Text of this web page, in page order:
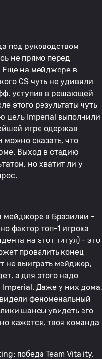
под руководством
не прямо перед
Еще на мейджоре в
CS чуть не удивили
уступив в решающей
этого результаты чуть
цель Imperial выполнили
игре одержав
можно сказать, что
Выход в стадию
но хватит ли у
мейджоре в Бразилии -
фактор топ-1 игрока
на этот титул) - это
провалить конец
не выиграть мейджор,
а для этого надо
Imperial. Даже у них дома,
феноменальный
шансы увидеть его
кажется, твоя команда
победа Team Vitality.